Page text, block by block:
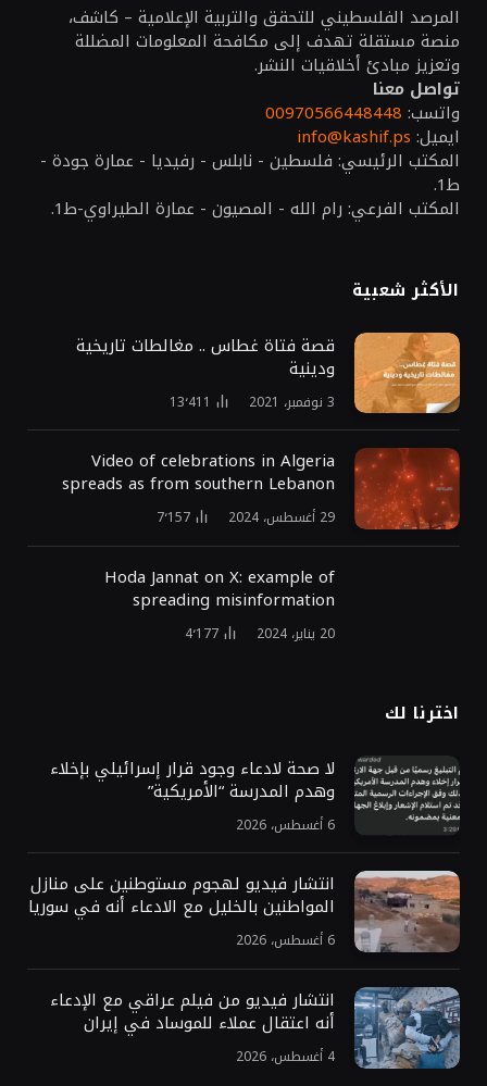
المرصد الفلسطيني للتحقق والتربية الإعلامية – كاشف،
منصة مستقلة تهدف إلى مكافحة المعلومات المضللة
وتعزيز مبادئ أخلاقيات النشر.
تواصل معنا
واتسب: 00970566448448
ايميل: info@kashif.ps
المكتب الرئيسي: فلسطين - نابلس - رفيديا - عمارة جودة -
ط1.
المكتب الفرعي: رام الله - المصيون - عمارة الطيراوي-ط1.
الأكثر شعبية
قصة فتاة غطاس .. مغالطات تاريخية
ودينية
3 نوفمبر، 2021 13٬411
Video of celebrations in Algeria
spreads as from southern Lebanon
29 أغسطس، 2024 7٬157
Hoda Jannat on X: example of
spreading misinformation
20 يناير، 2024 4٬177
اخترنا لك
لا صحة لادعاء وجود قرار إسرائيلي بإخلاء
وهدم المدرسة “الأمريكية”
6 أغسطس، 2026
انتشار فيديو لهجوم مستوطنين على منازل
المواطنين بالخليل مع الادعاء أنه في سوريا
6 أغسطس، 2026
انتشار فيديو من فيلم عراقي مع الإدعاء
أنه اعتقال عملاء للموساد في إيران
4 أغسطس، 2026